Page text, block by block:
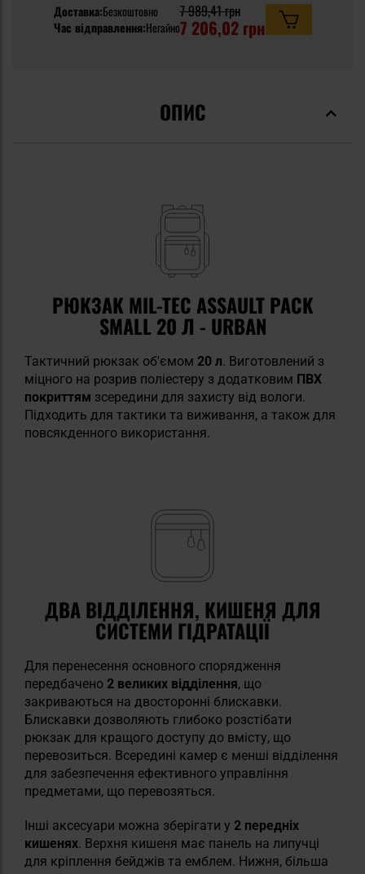
Доставка:Безкоштовно
Час відправлення:Негайно
7 989,41 грн
7 206,02 грн
ОПИС
РЮКЗАК MIL-TEC ASSAULT PACK
SMALL 20 Л - URBAN
Тактичний рюкзак об'ємом 20 л. Виготовлений з
міцного на розрив поліестеру з додатковим ПВХ
покриттям зсередини для захисту від вологи.
Підходить для тактики та виживання, а також для
повсякденного використання.
ДВА ВІДДІЛЕННЯ, КИШЕНЯ ДЛЯ
СИСТЕМИ ГІДРАТАЦІЇ
Для перенесення основного спорядження
передбачено 2 великих відділення, що
закриваються на двосторонні блискавки.
Блискавки дозволяють глибоко розстібати
рюкзак для кращого доступу до вмісту, що
перевозиться. Всередині камер є менші відділення
для забезпечення ефективного управління
предметами, що перевозяться.
Інші аксесуари можна зберігати у 2 передніх
кишенях. Верхня кишеня має панель на липучці
для кріплення бейджів та емблем. Нижня, більша